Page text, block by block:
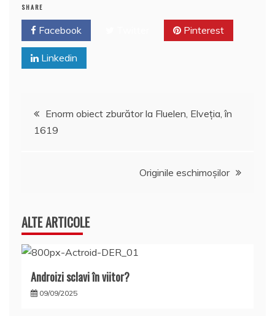
SHARE
Facebook Pinterest
Linkedin
Navigare
Enorm obiect zburător la Fluelen, Elveţia, în
1619
Originile eschimoşilor
ALTE ARTICOLE
Androizi sclavi în viitor?
09/09/2025